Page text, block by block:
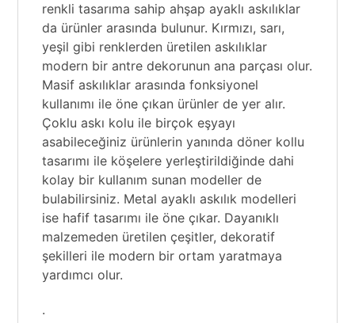
renkli tasarıma sahip ahşap ayaklı askılıklar
da ürünler arasında bulunur. Kırmızı, sarı,
yeşil gibi renklerden üretilen askılıklar
modern bir antre dekorunun ana parçası olur.
Masif askılıklar arasında fonksiyonel
kullanımı ile öne çıkan ürünler de yer alır.
Çoklu askı kolu ile birçok eşyayı
asabileceğiniz ürünlerin yanında döner kollu
tasarımı ile köşelere yerleştirildiğinde dahi
kolay bir kullanım sunan modeller de
bulabilirsiniz. Metal ayaklı askılık modelleri
ise hafif tasarımı ile öne çıkar. Dayanıklı
malzemeden üretilen çeşitler, dekoratif
şekilleri ile modern bir ortam yaratmaya
yardımcı olur.
.